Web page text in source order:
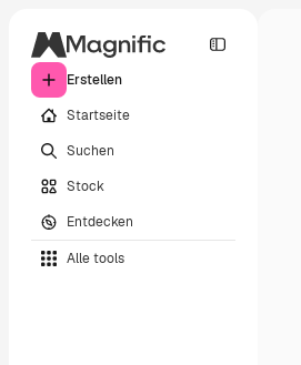
Erstellen
Startseite
Suchen
Stock
Entdecken
Alle tools